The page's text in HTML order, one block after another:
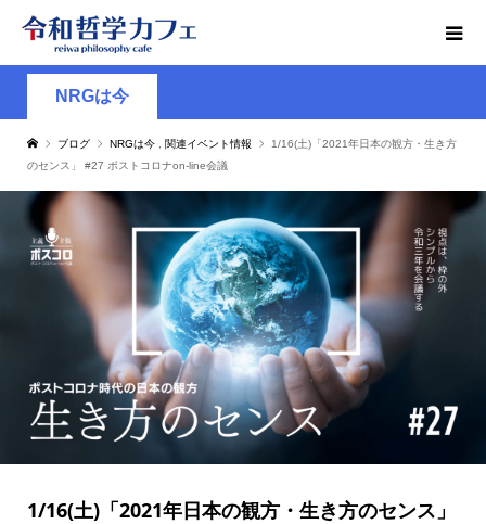
NRGは今
ブログ NRGは今 関連イベント情報
1/16(土)「2021年日本の観方・生き方
のセンス」 #27 ポストコロナon-line会議
1/16(土)「2021年日本の観方・生き方のセンス」